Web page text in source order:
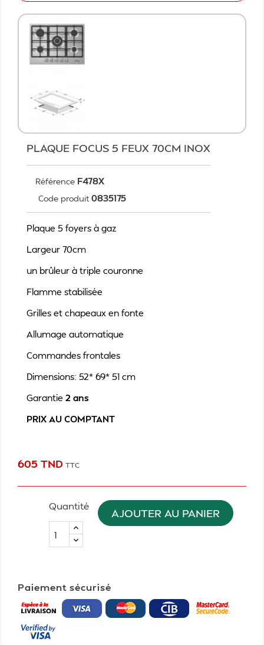
PLAQUE FOCUS 5 FEUX 70CM INOX
Référence F478X
Code produit 0835175
Plaque 5 foyers à gaz
Largeur 70cm
un brûleur à triple couronne
Flamme stabilisée
Grilles et chapeaux en fonte
Allumage automatique
Commandes frontales
Dimensions: 52* 69* 51 cm
Garantie 2 ans
PRIX AU COMPTANT
605 TND TTC
Quantité
AJOUTER AU PANIER
Paiement sécurisé